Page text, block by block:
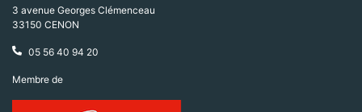
3 avenue Georges Clémenceau
33150 CENON
05 56 40 94 20
Membre de